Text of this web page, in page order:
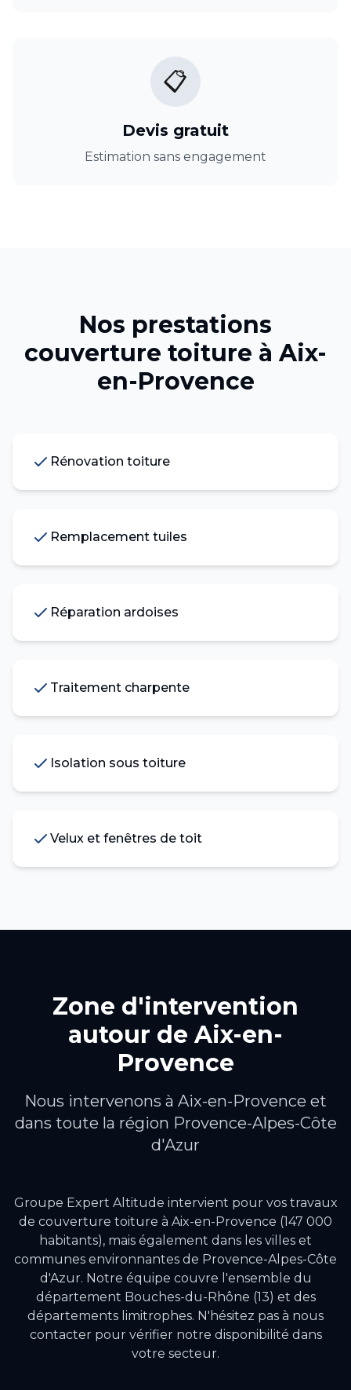
📋
Devis gratuit
Estimation sans engagement
Nos prestations
couverture toiture à Aix-
en-Provence
Rénovation toiture
Remplacement tuiles
Réparation ardoises
Traitement charpente
Isolation sous toiture
Velux et fenêtres de toit
Zone d'intervention
autour de Aix-en-
Provence
Nous intervenons à Aix-en-Provence et
dans toute la région Provence-Alpes-Côte
d'Azur
Groupe Expert Altitude intervient pour vos travaux
de couverture toiture à Aix-en-Provence (147 000
habitants), mais également dans les villes et
communes environnantes de Provence-Alpes-Côte
d'Azur. Notre équipe couvre l'ensemble du
département Bouches-du-Rhône (13) et des
départements limitrophes. N'hésitez pas à nous
contacter pour vérifier notre disponibilité dans
votre secteur.